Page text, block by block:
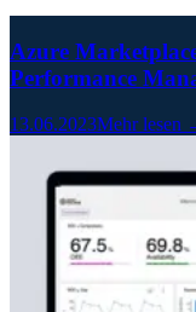
Azure
Performance
13.06.2023Mehr lesen